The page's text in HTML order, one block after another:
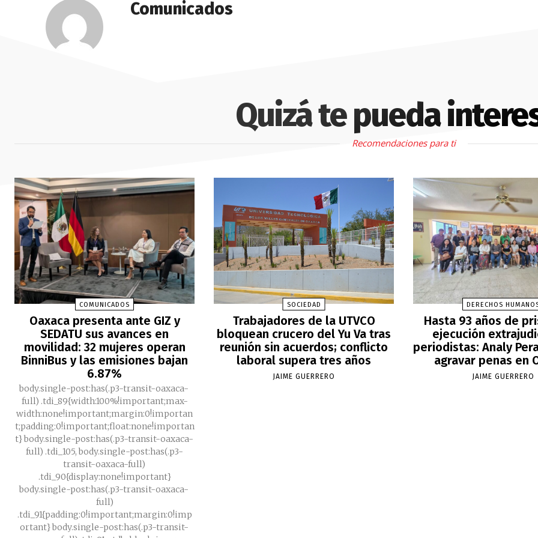
Comunicados
Quizá te pueda
Recomendaciones para ti
COMUNICADOS
Oaxaca presenta ante GIZ y
SEDATU sus avances en
movilidad: 32 mujeres operan
BinniBus y las emisiones bajan
6.87%
body.single-post:has(.p3-transit-oaxaca-
full) .tdi_89{width:100%!important;max-
width:none!important;margin:0!importan
t;padding:0!important;float:none!importan
t} body.single-post:has(.p3-transit-oaxaca-
full) .tdi_105, body.single-post:has(.p3-
transit-oaxaca-full)
.tdi_90{display:none!important}
body.single-post:has(.p3-transit-oaxaca-
full)
.tdi_91{padding:0!important;margin:0!imp
ortant} body.single-post:has(.p3-transit-
SOCIEDAD
Trabajadores de la UTVCO
bloquean crucero del Yu Va tras
reunión sin acuerdos; conflicto
laboral supera tres años
JAIME GUERRERO
DERECHOS
Hasta 93 años de
ejecución
periodistas: Analy
agravar penas en
JAIME GUERRERO